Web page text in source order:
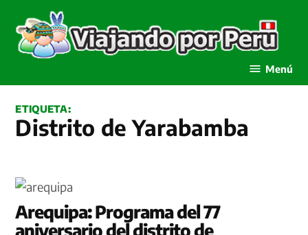
contenido
Menú
ETIQUETA:
Distrito de Yarabamba
Arequipa: Programa del 77
aniversario del distrito de